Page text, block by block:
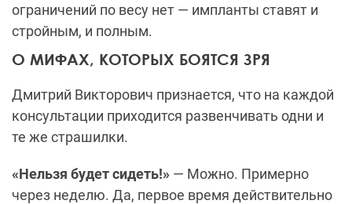
ограничений по весу нет — импланты ставят и
стройным, и полным.
О МИФАХ, КОТОРЫХ БОЯТСЯ ЗРЯ
Дмитрий Викторович признается, что на каждой
консультации приходится развенчивать одни и
те же страшилки.
«Нельзя будет сидеть!» — Можно. Примерно
через неделю. Да, первое время действительно